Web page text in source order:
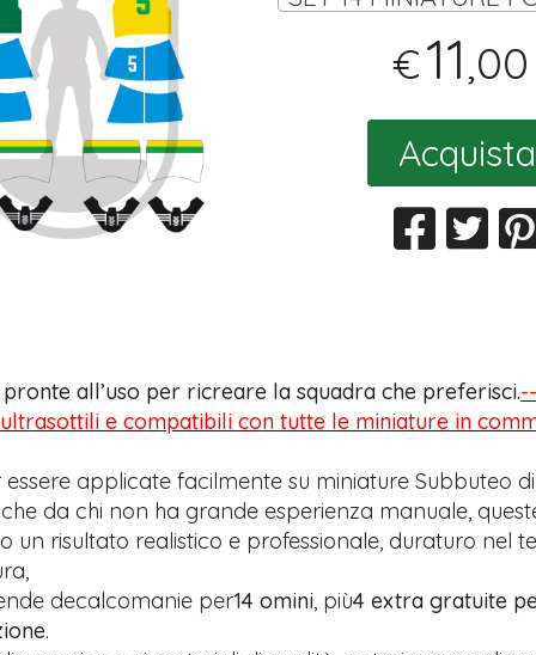
€11,00
Acquista
all’uso per ricreare la squadra che preferisci.
e compatibili con tutte le miniature in
essere applicate facilmente su miniature Subbuteo
da chi non ha grande esperienza manuale,
un risultato realistico e professionale, duraturo nel
decalcomanie per14 omini, più4 extra gratuite
.